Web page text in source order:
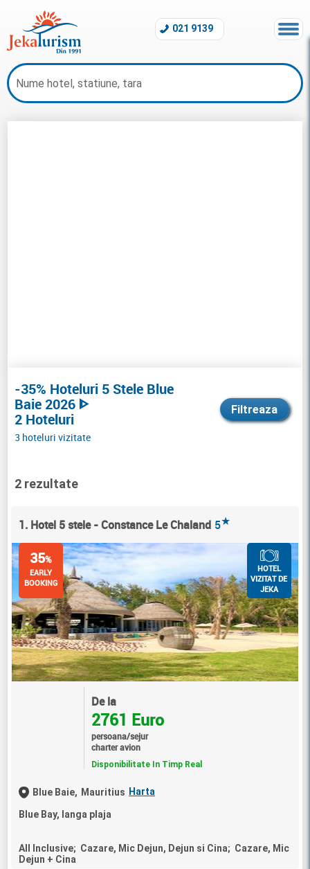
021 9139
2 rezultate
1. Hotel 5 stele - Constance Le Chaland 5★
35%
EARLY
BOOKING
HOTEL
VIZITAT DE
JEKA
De la
2761 Euro
persoana/sejur
charter avion
Disponibilitate In Timp Real
Blue Baie, Mauritius Harta
Blue Bay, langa plaja
All Inclusive; Cazare, Mic Dejun, Dejun si Cina; Cazare, Mic
Dejun + Cina
-35% Hoteluri 5 Stele Blue
Baie 2026 ᐈ
2 Hoteluri
3 hoteluri vizitate
Filtreaza